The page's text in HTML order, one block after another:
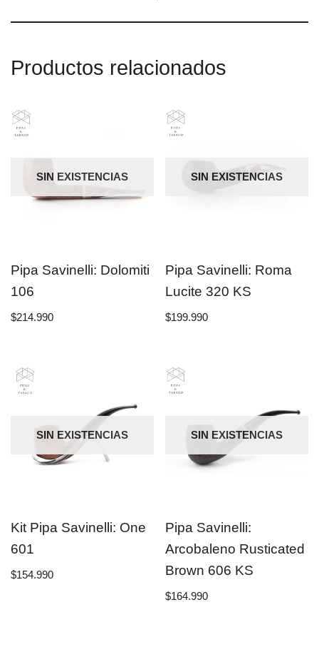
Productos relacionados
SIN EXISTENCIAS
Pipa Savinelli: Dolomiti
106
$214.990
SIN EXISTENCIAS
Pipa Savinelli: Roma
Lucite 320 KS
$199.990
SIN EXISTENCIAS
Kit Pipa Savinelli: One
601
$154.990
SIN EXISTENCIAS
Pipa Savinelli:
Arcobaleno Rusticated
Brown 606 KS
$164.990